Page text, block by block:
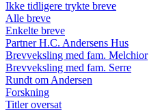
Ikke tidligere trykte breve
Alle breve
Enkelte breve
Partner H.C. Andersens Hus
Brevveksling med fam. Melchior
Brevveksling med fam. Serre
Rundt om Andersen
Forskning
Titler oversat